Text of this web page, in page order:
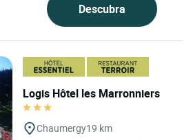
Descubra
Logis Hôtel les Marronniers
Chaumergy19 km